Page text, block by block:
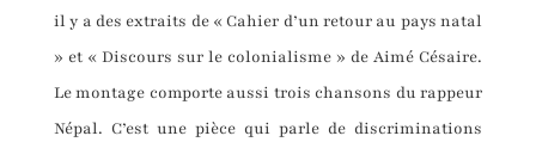
il y a des extraits de « Cahier d’un retour au pays natal
» et « Discours sur le colonialisme » de Aimé Césaire.
Le montage comporte aussi trois chansons du rappeur
Népal. C’est une pièce qui parle de discriminations